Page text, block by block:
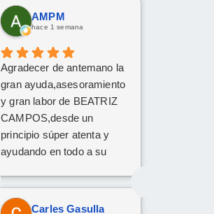
a ponerme en sus manos
sin dudarlo. Da gusto
atentas, profesionales y
cercanas. ¡Muchísimas
gracias por todo!
AMPM
hace 1 semana
Agradecer de antemano la
gran ayuda,asesoramiento
y gran labor de BEATRIZ
CAMPOS,desde un
principio súper atenta y
ayudando en todo a su
recomendable,grandes
profesionales
Carles Gasulla